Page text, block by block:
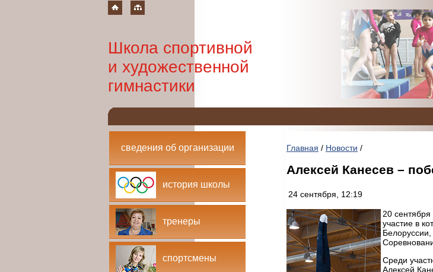
Школа спортивной
и художественной
гимнастики
сведения об организации
история школы
тренеры
спортсмены
Главная / Новости /
Алексей Канесев –
24 сентября, 12:19
20
участие в
Белоруссии,
Среди
Алексей